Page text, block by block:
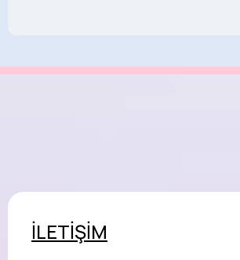
İLETİŞİM